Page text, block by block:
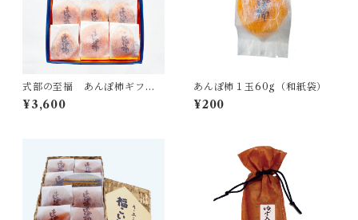
式部の至福 あんぽ柿ギフト
（和紙12個入り）
¥3,600
あんぽ柿１玉60g（和紙袋）
¥200